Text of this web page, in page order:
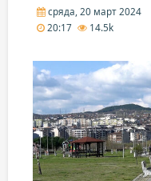
сряда, 20 март 2024
20:17
14.5k